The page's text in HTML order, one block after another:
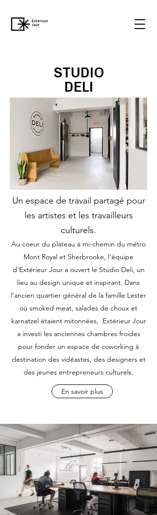
STUDIO
DELI
Un espace de travail partagé pour
les artistes et les travailleurs
culturels.
Au coeur du plateau à mi-chemin du métro
Mont Royal et Sherbrooke, l'équipe
d'Extérieur Jour a ouvert le Studio Deli, un
lieu au design unique et inspirant. Dans
l’ancien quartier général de la famille Lester
où smoked meat, salades de choux et
karnatzel étaient mitonnées, Extérieur Jour
a investi les anciennes chambres froides
pour fonder un espace de coworking à
destination des vidéastes, des designers et
des jeunes entrepreneurs culturels.
En savoir plus